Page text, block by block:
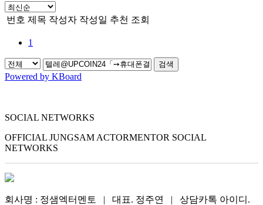
번호 제목 작성자 작성일 추천 조회
1
검색
Powered by KBoard
SOCIAL NETWORKS
OFFICIAL JUNGSAM ACTORMENTOR SOCIAL
NETWORKS
회사명 : 정샘엑터멘토 | 대표. 정주연 | 상담카톡 아이디.